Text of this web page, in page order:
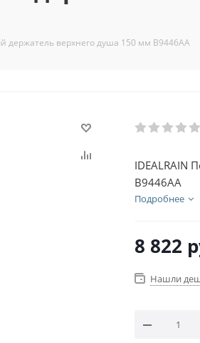
держатель верхнего душа 150 мм B9446AA
IDEALRAIN
B9446AA
Подробнее
8 822
Нашли